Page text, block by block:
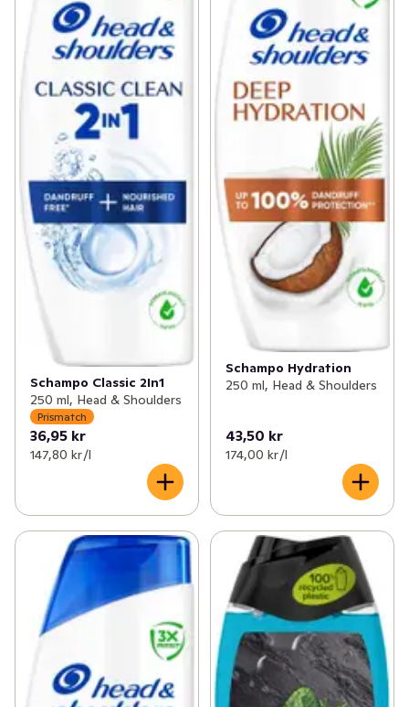
Schampo Classic 2In1
250 ml, Head & Shoulders
Prismatch
36,95 kr
147,80 kr /l
Schampo Hydration
250 ml, Head & Shoulders
43,50 kr
174,00 kr /l